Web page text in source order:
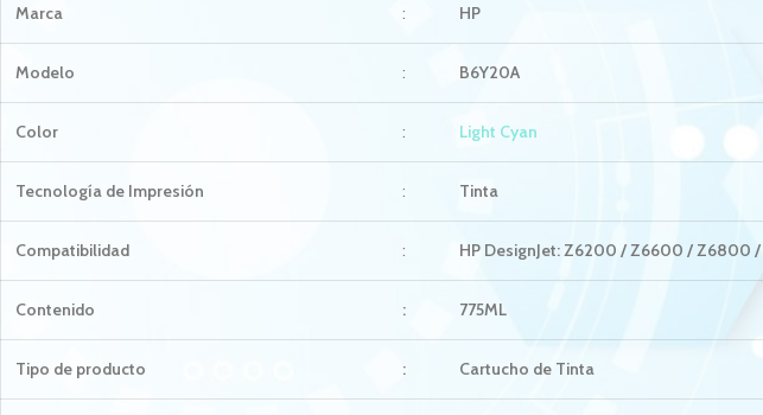
Marca : HP
Modelo : B6Y20A
Color : Light Cyan
Tecnología de Impresión : Tinta
Compatibilidad : HP DesignJet: Z6200 / Z6600 / Z6800 /
Contenido : 775ML
Tipo de producto : Cartucho de Tinta